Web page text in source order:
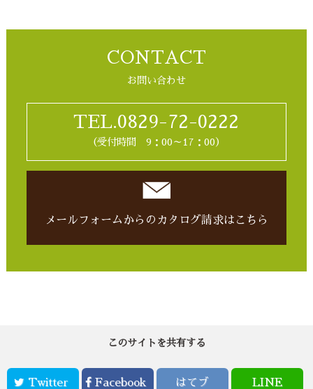
CONTACT
お問い合わせ
TEL.0829-72-0222
（受付時間 9：00～17：00）
メールフォームからの カタログ請求はこちら
このサイトを共有する
Twitter Facebook はてブ LINE